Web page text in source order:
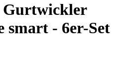
smart - 6er-Set